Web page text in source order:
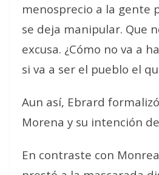
menosprecio a la gente
se deja manipular. Que
excusa. ¿Cómo no va a
si va a ser el pueblo el
Aun así, Ebrard
Morena y su intención
En contraste con